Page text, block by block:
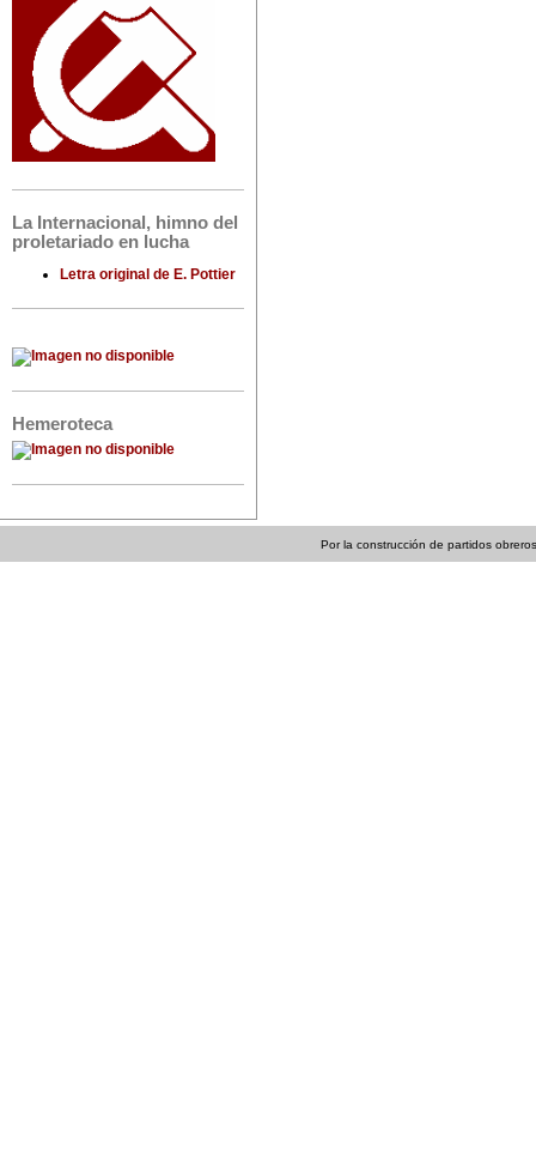
La Internacional, himno del
proletariado en lucha
Letra original de E. Pottier
Hemeroteca
Por la construcción de partidos